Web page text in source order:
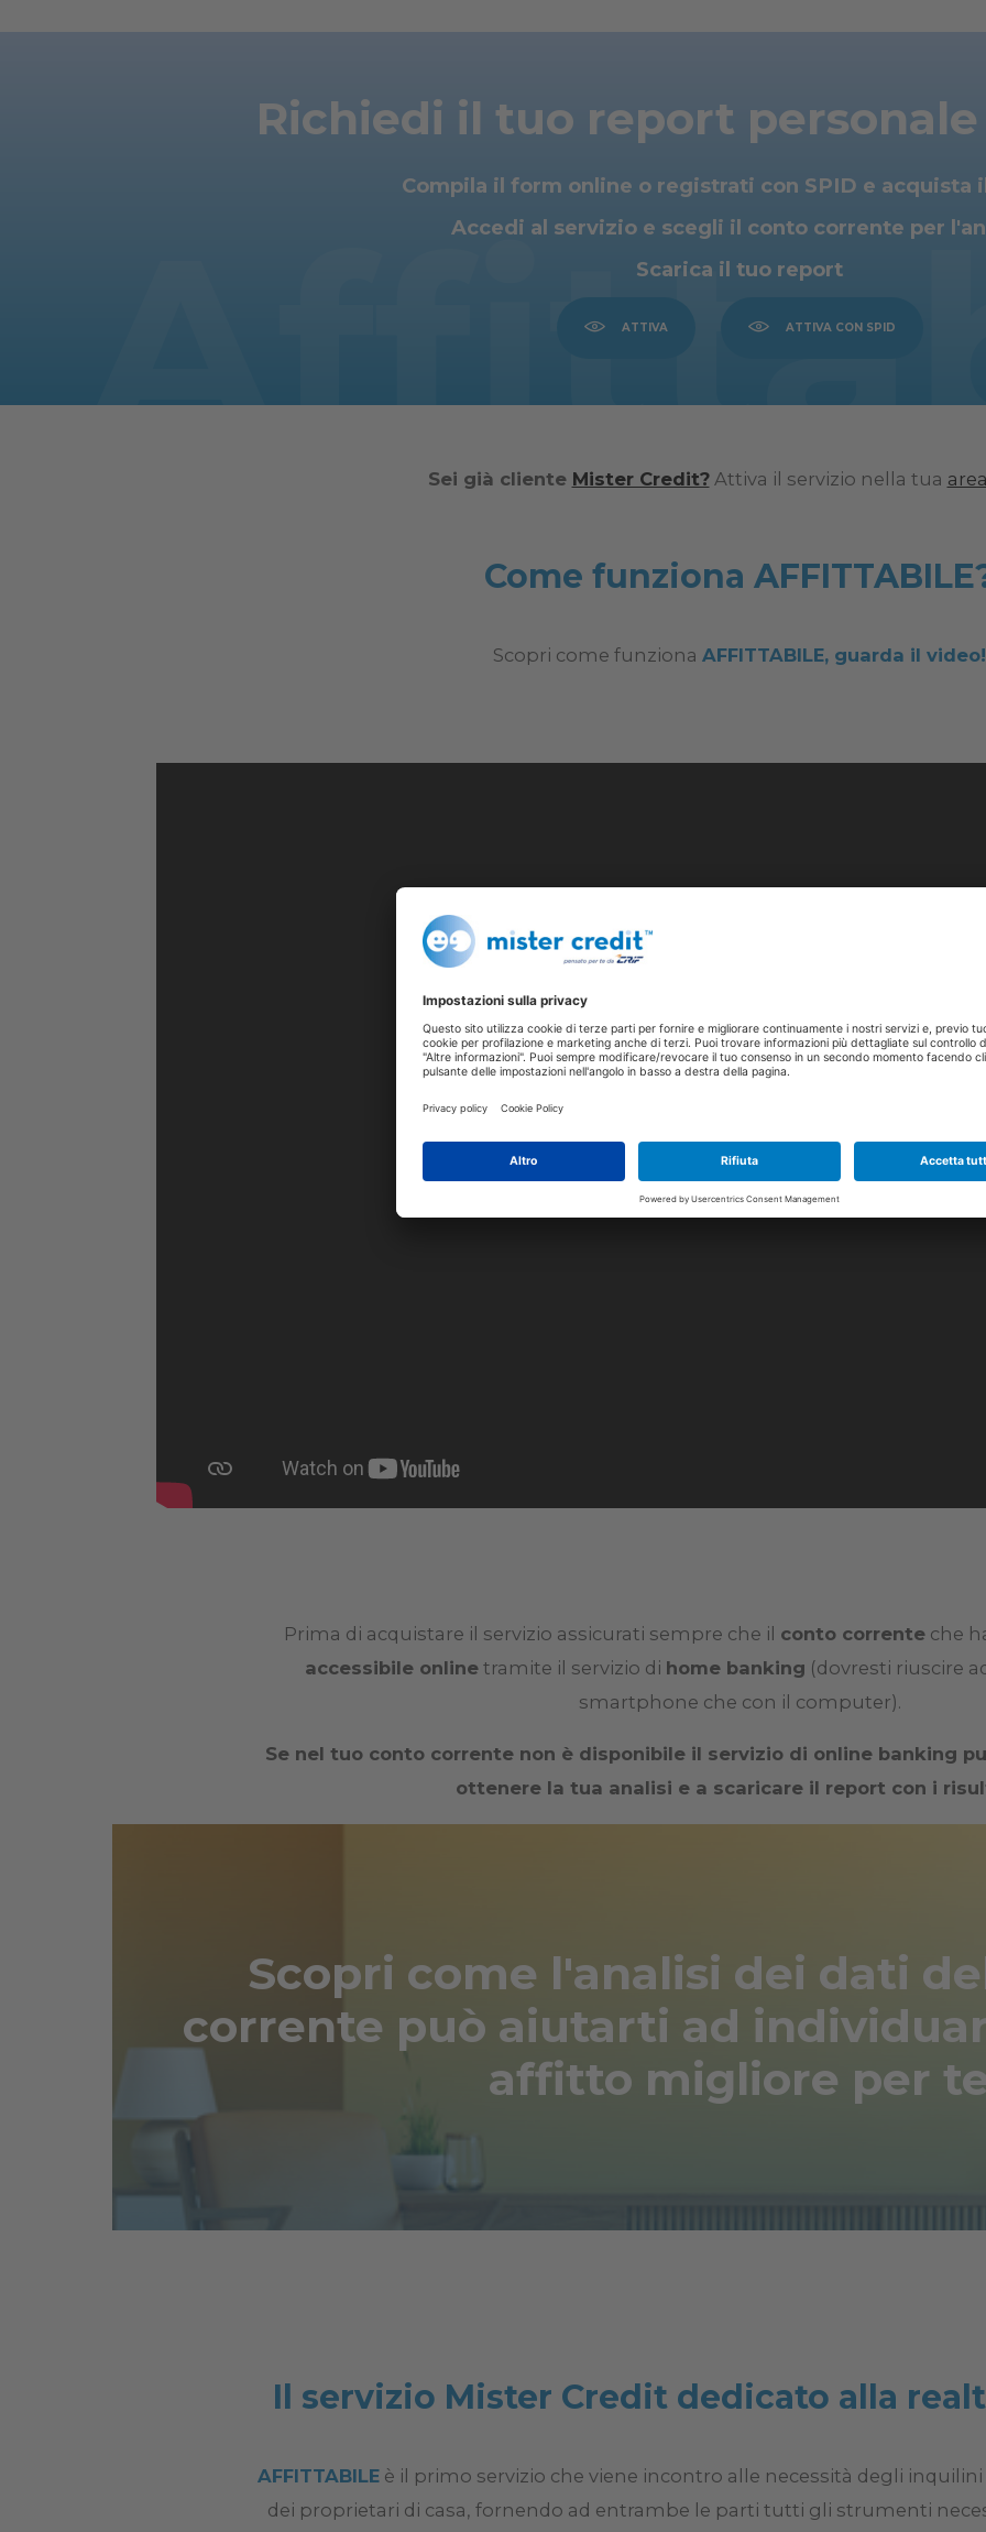
Richiedi il tuo report personale
Compila il form online o registrati con SPID e acquista
Accedi al servizio e scegli il conto corrente per
Scarica il tuo report
ATTIVA ATTIVA CON SPID
Sei già cliente Mister Credit?Attiva il servizio nella tua
Come funziona
Scopri come funziona AFFITTABILE, guarda il video!
Prima di acquistare il servizio assicurati sempre che il conto correnteche
accessibile online tramite il servizio di home banking (dovresti riuscire
smartphone che con il computer).
Se nel tuo conto corrente non è disponibile il servizio di online banking
ottenere la tua analisi e a scaricare il report con i
Scopri come l'analisi dei dati
corrente può aiutarti ad
affitto migliore per
Il servizio Mister Credit dedicato alla
AFFITTABILEè il primo servizio che viene incontro alle necessità degli
dei proprietari di casa, fornendo ad entrambe le parti tutti gli strumenti